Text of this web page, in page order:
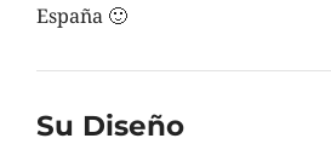
España 🙂
Su Diseño